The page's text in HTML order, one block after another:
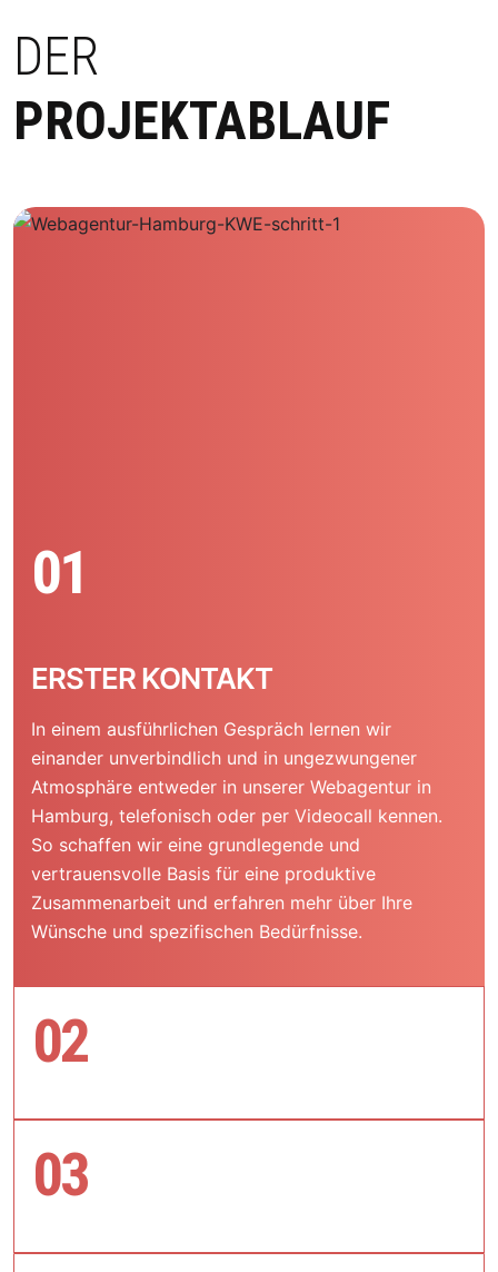
DER
PROJEKTABLAUF
01
ERSTER KONTAKT
In einem ausführlichen Gespräch lernen wir
einander unverbindlich und in ungezwungener
Atmosphäre entweder in unserer Webagentur in
Hamburg, telefonisch oder per Videocall kennen.
So schaffen wir eine grundlegende und
vertrauensvolle Basis für eine produktive
Zusammenarbeit und erfahren mehr über Ihre
Wünsche und spezifischen Bedürfnisse.
02
03